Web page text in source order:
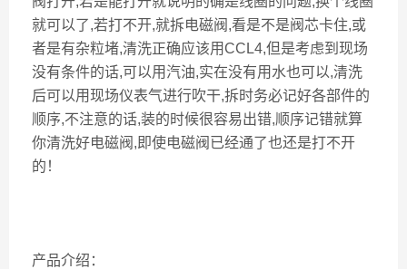
就可以了,若打不开,就拆电磁阀,看是不是阀芯卡住,或
者是有杂粒堵,清洗正确应该用CCL4,但是考虑到现场
没有条件的话,可以用汽油,实在没有用水也可以,清洗
后可以用现场仪表气进行吹干,拆时务必记好各部件的
顺序,不注意的话,装的时候很容易出错,顺序记错就算
你清洗好电磁阀,即使电磁阀已经通了也还是打不开
的！
产品介绍：